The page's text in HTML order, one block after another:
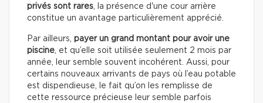
privés sont rares, la présence d'une cour arrière
constitue un avantage particulièrement apprécié.
Par ailleurs, payer un grand montant pour avoir une
piscine, et qu’elle soit utilisée seulement 2 mois par
année, leur semble souvent incohérent. Aussi, pour
certains nouveaux arrivants de pays où l’eau potable
est dispendieuse, le fait qu’on les remplisse de
cette ressource précieuse leur semble parfois